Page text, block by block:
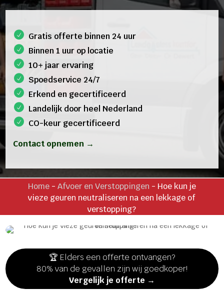
Gratis offerte binnen 24 uur
Binnen 1 uur op locatie
10+ jaar ervaring
Spoedservice 24/7
Erkend en gecertificeerd
Landelijk door heel Nederland
CO-keur gecertificeerd
Contact opnemen →
Home- Afvoer en Verstoppingen - Hoe kun je
vieze geuren neutraliseren na een lekkage of
verstopping?
🏆 Elders een offerte ontvangen?
80% van de gevallen zijn wij goedkoper!
Vergelijk je offerte →